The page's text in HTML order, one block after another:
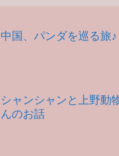
中国、パンダを巡る旅
シャンシャンと上野動
んのお話